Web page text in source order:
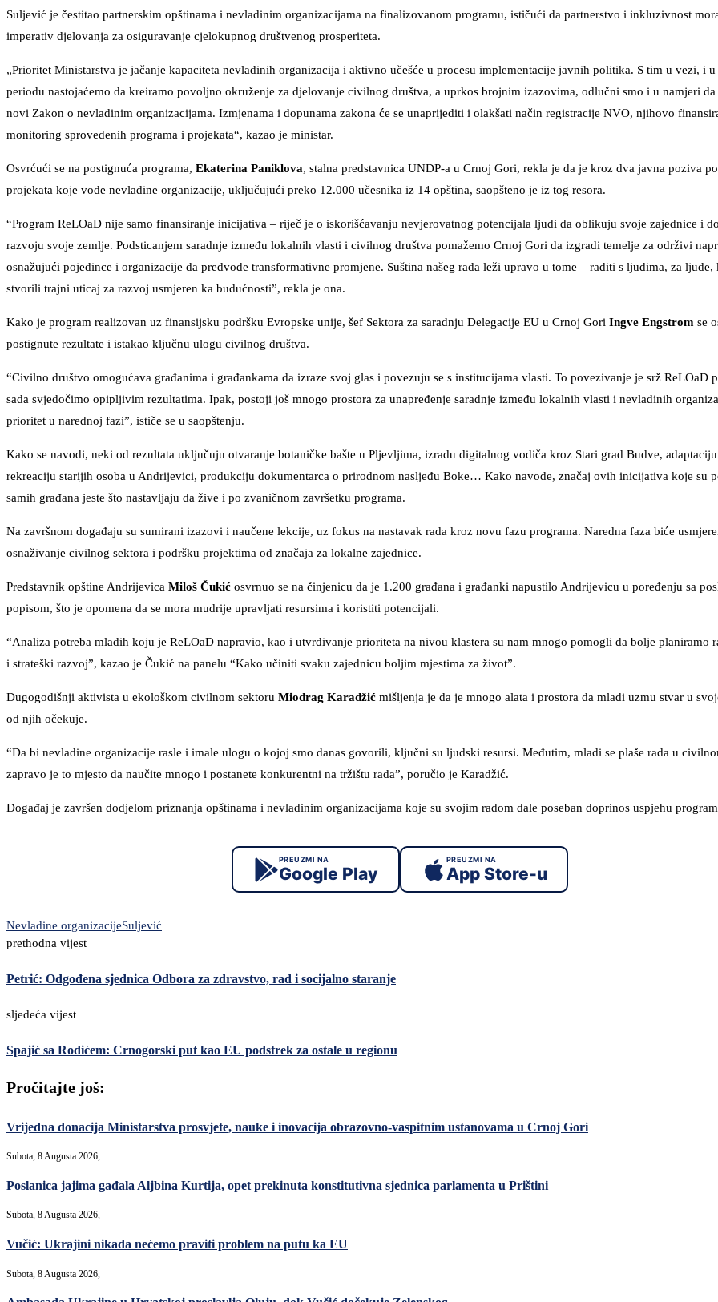
Suljević je čestitao partnerskim opštinama i nevladinim organizacijama na finalizovanom programu, ističući da partnerstvo i inkluzivnost
imperativ djelovanja za osiguravanje cjelokupnog društvenog prosperiteta.
„Prioritet Ministarstva je jačanje kapaciteta nevladinih organizacija i aktivno učešće u procesu implementacije javnih politika. S tim u vezi, i u
periodu nastojaćemo da kreiramo povoljno okruženje za djelovanje civilnog društva, a uprkos brojnim izazovima, odlučni smo i u namjeri da
novi Zakon o nevladinim organizacijama. Izmjenama i dopunama zakona će se unaprijediti i olakšati način registracije NVO, njihovo
monitoring sprovedenih programa i projekata“, kazao je ministar.
Osvrćući se na postignuća programa, Ekaterina Paniklova, stalna predstavnica UNDP-a u Crnoj Gori, rekla je da je kroz dva javna poziva
projekata koje vode nevladine organizacije, uključujući preko 12.000 učesnika iz 14 opština, saopšteno je iz tog resora.
“Program ReLOaD nije samo finansiranje inicijativa – riječ je o iskorišćavanju nevjerovatnog potencijala ljudi da oblikuju svoje zajednice i
razvoju svoje zemlje. Podsticanjem saradnje između lokalnih vlasti i civilnog društva pomažemo Crnoj Gori da izgradi temelje za održivi
osnažujući pojedince i organizacije da predvode transformativne promjene. Suština našeg rada leži upravo u tome – raditi s ljudima, za ljude,
stvorili trajni uticaj za razvoj usmjeren ka budućnosti”, rekla je ona.
Kako je program realizovan uz finansijsku podršku Evropske unije, šef Sektora za saradnju Delegacije EU u Crnoj Gori Ingve Engstrom se
postignute rezultate i istakao ključnu ulogu civilnog društva.
“Civilno društvo omogućava građanima i građankama da izraze svoj glas i povezuju se s institucijama vlasti. To povezivanje je srž ReLOaD
sada svjedočimo opipljivim rezultatima. Ipak, postoji još mnogo prostora za unapređenje saradnje između lokalnih vlasti i nevladinih
prioritet u narednoj fazi”, ističe se u saopštenju.
Kako se navodi, neki od rezultata uključuju otvaranje botaničke bašte u Pljevljima, izradu digitalnog vodiča kroz Stari grad Budve,
rekreaciju starijih osoba u Andrijevici, produkciju dokumentarca o prirodnom nasljeđu Boke… Kako navode, značaj ovih inicijativa koje su
samih građana jeste što nastavljaju da žive i po zvaničnom završetku programa.
Na završnom događaju su sumirani izazovi i naučene lekcije, uz fokus na nastavak rada kroz novu fazu programa. Naredna faza biće
osnaživanje civilnog sektora i podršku projektima od značaja za lokalne zajednice.
Predstavnik opštine Andrijevica Miloš Čukić osvrnuo se na činjenicu da je 1.200 građana i građanki napustilo Andrijevicu u poređenju sa
popisom, što je opomena da se mora mudrije upravljati resursima i koristiti potencijali.
“Analiza potreba mladih koju je ReLOaD napravio, kao i utvrđivanje prioriteta na nivou klastera su nam mnogo pomogli da bolje planiramo
i strateški razvoj”, kazao je Čukić na panelu “Kako učiniti svaku zajednicu boljim mjestima za život”.
Dugogodišnji aktivista u ekološkom civilnom sektoru Miodrag Karadžić mišljenja je da je mnogo alata i prostora da mladi uzmu stvar u
od njih očekuje.
“Da bi nevladine organizacije rasle i imale ulogu o kojoj smo danas govorili, ključni su ljudski resursi. Međutim, mladi se plaše rada u
zapravo je to mjesto da naučite mnogo i postanete konkurentni na tržištu rada”, poručio je Karadžić.
Događaj je završen dodjelom priznanja opštinama i nevladinim organizacijama koje su svojim radom dale poseban doprinos uspjehu
PREUZMI NA
Google Play
PREUZMI NA
App Store-u
Nevladine organizacijeSuljević
prethodna vijest
Petrić: Odgođena sjednica Odbora za zdravstvo, rad i socijalno staranje
sljedeća vijest
Spajić sa Rodićem: Crnogorski put kao EU podstrek za ostale u regionu
Pročitajte još:
Vrijedna donacija Ministarstva prosvjete, nauke i inovacija obrazovno-vaspitnim ustanovama u Crnoj Gori
Subota, 8 Augusta 2026,
Poslanica jajima gađala Aljbina Kurtija, opet prekinuta konstitutivna sjednica parlamenta u Prištini
Subota, 8 Augusta 2026,
Vučić: Ukrajini nikada nećemo praviti problem na putu ka EU
Subota, 8 Augusta 2026,